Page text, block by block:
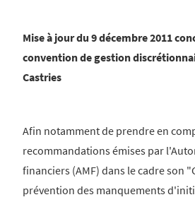
Mise à jour du 9 décembre 2011
convention de gestion
Castries
Afin notamment de prendre en
recommandations émises par
financiers (AMF) dans le cadre son
prévention des manquements